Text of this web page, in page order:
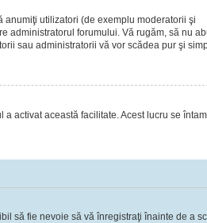
utilizatori (de exemplu moderatorii şi
administratorul forumului. Vă rugăm, să nu
sau administratorii vă vor scădea pur şi
activat această facilitate. Acest lucru se
să fie nevoie să vă înregistraţi înainte de a